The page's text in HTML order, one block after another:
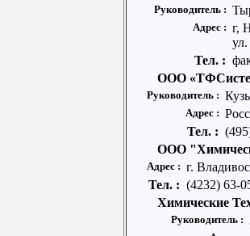
Руководитель :
Адрес : г,
Тел. :
ООО
Руководитель :
Адрес :
Тел. :
ООО
Адрес : г.
Тел. : (4232) 63-
Химические
Руководитель :